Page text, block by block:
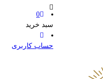
0
سبد خرید
حساب کاربری